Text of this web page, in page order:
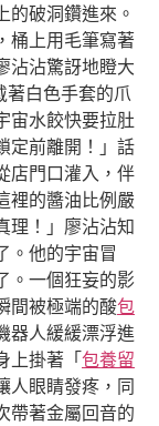
的破洞鑽進來。
桶上用毛筆寫著
沾沾驚訝地瞪大
著白色手套的爪
宙水餃快要拉肚
定前離開！」話
店門口灌入，伴
裡的醬油比例嚴
理！」廖沾沾知
。他的宇宙冒
。一個狂妄的影
間被極端的酸包
器人緩緩漂浮進
上掛著「包養留
人眼睛發疼，同
帶著金屬回音的